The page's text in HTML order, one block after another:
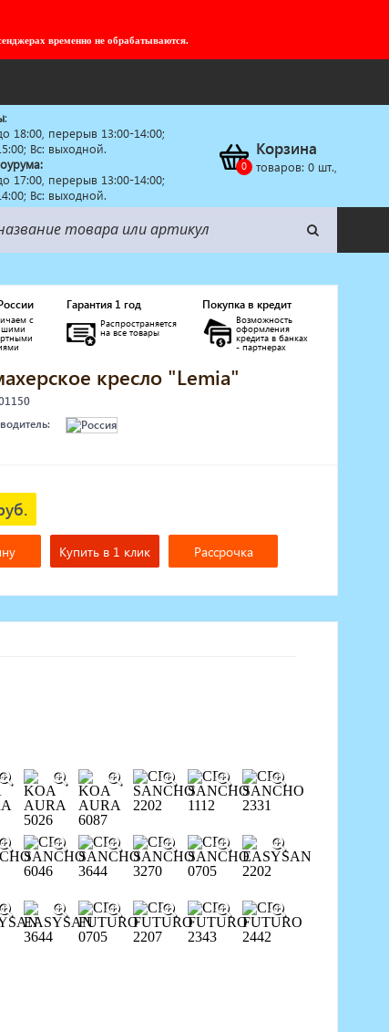
временно не обрабатываются.
:
18:00, перерыв 13:00-14:00;
Вс: выходной.
17:00, перерыв 13:00-14:00;
Вс: выходной.
Корзина
товаров: 0шт.,
с
Гарантия 1 год
Распространяется
на все товары
Покупка в кредит
Возможность
оформления
кредита в банках
- партнерах
кресло "Lemia"
Купить в 1 клик Рассрочка